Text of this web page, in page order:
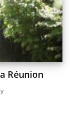
Réunion